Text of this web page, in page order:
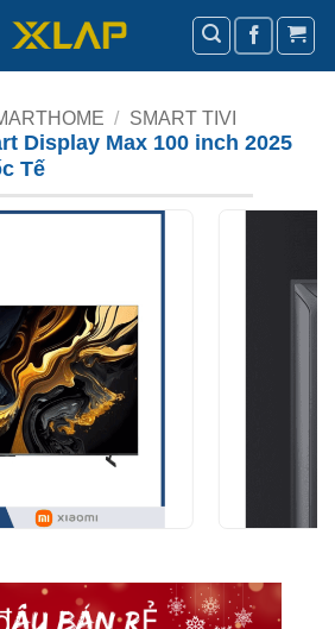
/ SMART TIVI
Display Max 100 inch 2025
Tế